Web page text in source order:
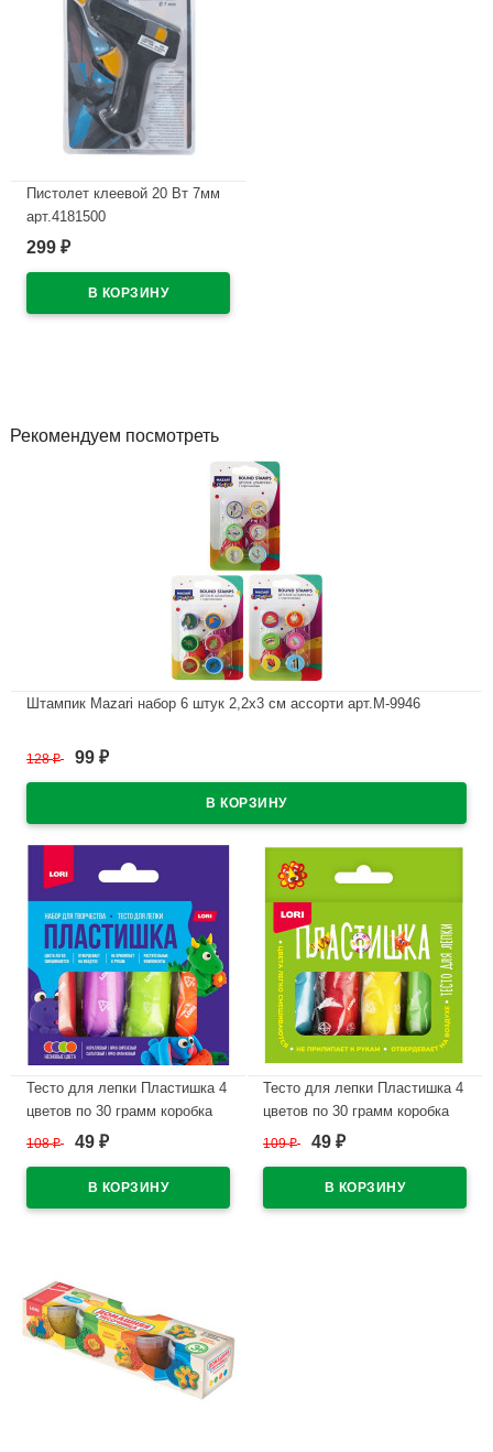
Пистолет клеевой 20 Вт 7мм
арт.4181500
В наличии
299 ₽
Рекомендуем посмотреть
Штампик Mazari набор 6 штук 2,2х3 см ассорти арт.M-9946
128₽ 99 ₽
Тесто для лепки Пластишка 4
цветов по 30 грамм коробка
LORI неоновое арт.Тдл-047
108₽ 49 ₽
Тесто для лепки Пластишка 4
цветов по 30 грамм коробка
LORI арт.Тдл-046
109₽ 49 ₽